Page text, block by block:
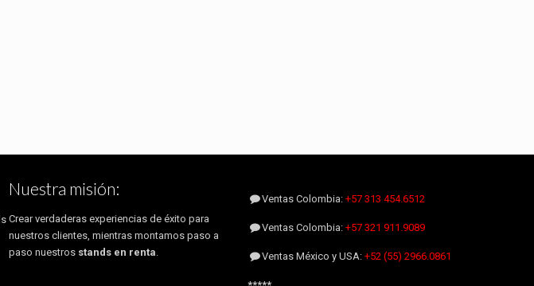
Nuestra misión:
Crear verdaderas experiencias de éxito para
nuestros clientes, mientras montamos paso a
paso nuestros stands en renta.
Ventas Colombia:+57 313 454.6512
Ventas Colombia:+57 321 911.9089
Ventas México y USA:+52 (55) 2966.0861